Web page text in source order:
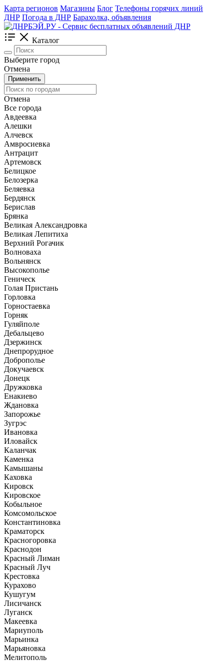
Карта регионов Магазины Блог Телефоны горячих линий
ДНР Погода в ДНР Барахолка, объявления
Каталог
Выберите город
Отмена
Применить
Отмена
Все города
Авдеевка
Алешки
Алчевск
Амвросиевка
Антрацит
Артемовск
Белицкое
Белозерка
Беляевка
Бердянск
Берислав
Брянка
Великая Александровка
Великая Лепитиха
Верхний Рогачик
Волноваха
Вольнянск
Высокополье
Геническ
Голая Пристань
Горловка
Горностаевка
Горняк
Гуляйполе
Дебальцево
Дзержинск
Днепрорудное
Доброполье
Докучаевск
Донецк
Дружковка
Енакиево
Ждановка
Запорожье
Зугрэс
Ивановка
Иловайск
Каланчак
Каменка
Камышаны
Каховка
Кировск
Кировское
Кобыльное
Комсомольское
Константиновка
Краматорск
Красногоровка
Краснодон
Красный Лиман
Красный Луч
Крестовка
Курахово
Кушугум
Лисичанск
Луганск
Макеевка
Мариуполь
Марьинка
Марьяновка
Мелитополь